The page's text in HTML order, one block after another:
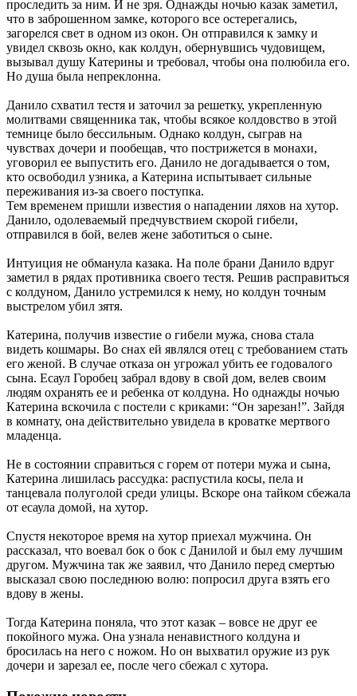
проследить за ним. И не зря. Однажды ночью казак заметил,
что в заброшенном замке, которого все остерегались,
загорелся свет в одном из окон. Он отправился к замку и
увидел сквозь окно, как колдун, обернувшись чудовищем,
вызывал душу Катерины и требовал, чтобы она полюбила его.
Но душа была непреклонна.
Данило схватил тестя и заточил за решетку, укрепленную
молитвами священника так, чтобы всякое колдовство в этой
темнице было бессильным. Однако колдун, сыграв на
чувствах дочери и пообещав, что пострижется в монахи,
уговорил ее выпустить его. Данило не догадывается о том,
кто освободил узника, а Катерина испытывает сильные
переживания из-за своего поступка.
Тем временем пришли известия о нападении ляхов на хутор.
Данило, одолеваемый предчувствием скорой гибели,
отправился в бой, велев жене заботиться о сыне.
Интуиция не обманула казака. На поле брани Данило вдруг
заметил в рядах противника своего тестя. Решив расправиться
с колдуном, Данило устремился к нему, но колдун точным
выстрелом убил зятя.
Катерина, получив известие о гибели мужа, снова стала
видеть кошмары. Во снах ей являлся отец с требованием стать
его женой. В случае отказа он угрожал убить ее годовалого
сына. Есаул Горобец забрал вдову в свой дом, велев своим
людям охранять ее и ребенка от колдуна. Но однажды ночью
Катерина вскочила с постели с криками: “Он зарезан!”. Зайдя
в комнату, она действительно увидела в кроватке мертвого
младенца.
Не в состоянии справиться с горем от потери мужа и сына,
Катерина лишилась рассудка: распустила косы, пела и
танцевала полуголой среди улицы. Вскоре она тайком сбежала
от есаула домой, на хутор.
Спустя некоторое время на хутор приехал мужчина. Он
рассказал, что воевал бок о бок с Данилой и был ему лучшим
другом. Мужчина так же заявил, что Данило перед смертью
высказал свою последнюю волю: попросил друга взять его
вдову в жены.
Тогда Катерина поняла, что этот казак – вовсе не друг ее
покойного мужа. Она узнала ненавистного колдуна и
бросилась на него с ножом. Но он выхватил оружие из рук
дочери и зарезал ее, после чего сбежал с хутора.